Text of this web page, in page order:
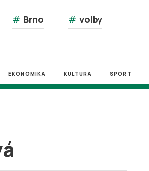
# Brno # volby
EKONOMIKA KULTURA SPORT